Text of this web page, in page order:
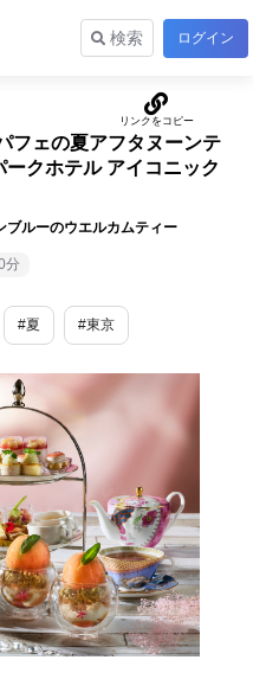
検索 ログイン
フェの夏アフタヌーンテ
クホテル アイコニック
ブルーのウエルカムティー
分
#夏 #東京